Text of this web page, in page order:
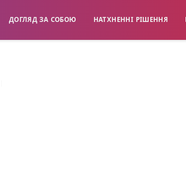
ДОГЛЯД ЗА СОБОЮ НАТХНЕННІ РІШЕННЯ